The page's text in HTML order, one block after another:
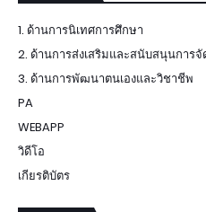
1. ด้านการนิเทศการศึกษา
2. ด้านการส่งเสริมและสนับสนุนการ
3. ด้านการพัฒนาตนเองและวิชาชีพ
PA
WEBAPP
วิดีโอ
เกียรติบัตร